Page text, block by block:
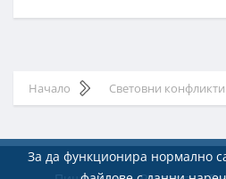
Начало Световни конфликти
За да функционира нормално